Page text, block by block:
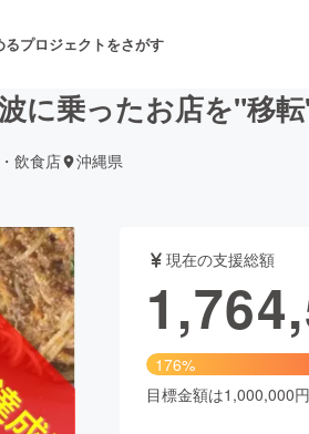
るプロジェクトをさがす
舞台・パフォーマンス
フード・飲食店
アニメ・漫画
に乗ったお店を"移
飲食店 沖縄県
現在の支援総額
176%
目標金額は1,000,000円